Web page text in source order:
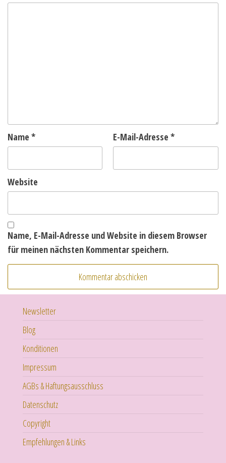
Name * E-Mail-Adresse *
Website
Name, E-Mail-Adresse und Website in diesem Browser
für meinen nächsten Kommentar speichern.
Newsletter
Blog
Konditionen
Impressum
AGBs & Haftungsausschluss
Datenschutz
Copyright
Empfehlungen & Links